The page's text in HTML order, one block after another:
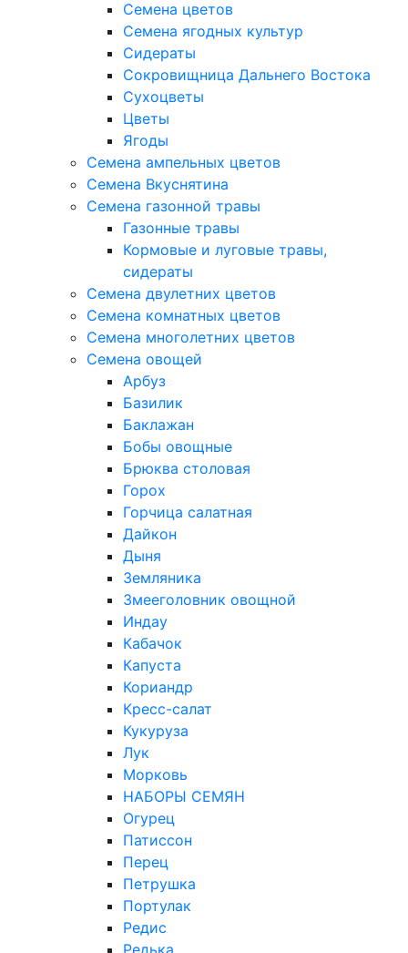
Семена цветов
Семена ягодных культур
Сидераты
Сокровищница Дальнего Востока
Сухоцветы
Цветы
Ягоды
Семена ампельных цветов
Семена Вкуснятина
Семена газонной травы
Газонные травы
Кормовые и луговые травы,
сидераты
Семена двулетних цветов
Семена комнатных цветов
Семена многолетних цветов
Семена овощей
Арбуз
Базилик
Баклажан
Бобы овощные
Брюква столовая
Горох
Горчица салатная
Дайкон
Дыня
Земляника
Змееголовник овощной
Индау
Кабачок
Капуста
Кориандр
Кресс-салат
Кукуруза
Лук
Морковь
НАБОРЫ СЕМЯН
Огурец
Патиссон
Перец
Петрушка
Портулак
Редис
Редька